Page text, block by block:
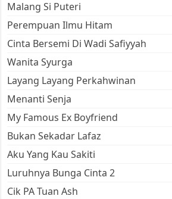
Malang Si Puteri
Perempuan Ilmu Hitam
Cinta Bersemi Di Wadi Safiyyah
Wanita Syurga
Layang Layang Perkahwinan
Menanti Senja
My Famous Ex Boyfriend
Bukan Sekadar Lafaz
Aku Yang Kau Sakiti
Luruhnya Bunga Cinta 2
Cik PA Tuan Ash